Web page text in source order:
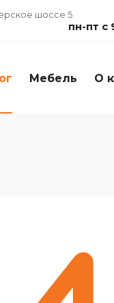
шоссе 5
пн-пт с
Мебель О